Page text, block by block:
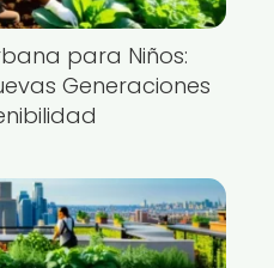
para Niños:
Generaciones